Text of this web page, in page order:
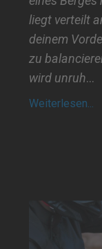
liegt verteilt
deinem
zu
wird unruh...
Weiterlesen...